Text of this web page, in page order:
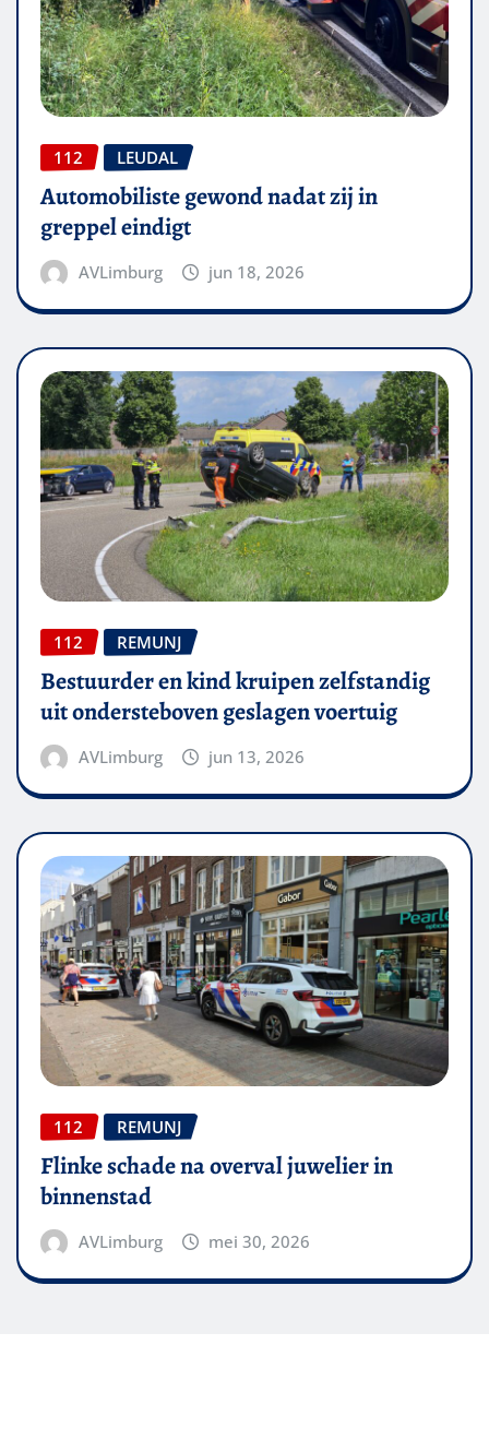
112 LEUDAL
Automobiliste gewond nadat zij in
greppel eindigt
AVLimburg jun 18, 2026
112 REMUNJ
Bestuurder en kind kruipen zelfstandig
uit ondersteboven geslagen voertuig
AVLimburg jun 13, 2026
112 REMUNJ
Flinke schade na overval juwelier in
binnenstad
AVLimburg mei 30, 2026